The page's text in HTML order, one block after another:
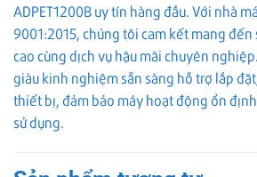
ADPET1200B uy tín hàng đầu. Với nhà
9001:2015, chúng tôi cam kết mang
cao cùng dịch vụ hậu mãi chuyên
giàu kinh nghiệm sẵn sàng hỗ trợ lắp
thiết bị, đảm bảo máy hoạt động ổn
sử dụng.